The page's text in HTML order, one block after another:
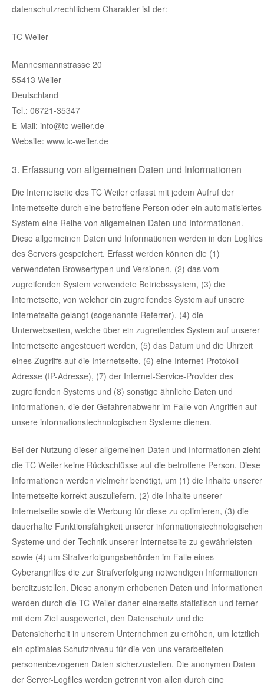
datenschutzrechtlichem Charakter ist der:
TC Weiler
Mannesmannstrasse 20
55413 Weiler
Deutschland
Tel.: 06721-35347
E-Mail: info@tc-weiler.de
Website: www.tc-weiler.de
3. Erfassung von allgemeinen Daten und Informationen
Die Internetseite des TC Weiler erfasst mit jedem Aufruf der
Internetseite durch eine betroffene Person oder ein automatisiertes
System eine Reihe von allgemeinen Daten und Informationen.
Diese allgemeinen Daten und Informationen werden in den Logfiles
des Servers gespeichert. Erfasst werden können die (1)
verwendeten Browsertypen und Versionen, (2) das vom
zugreifenden System verwendete Betriebssystem, (3) die
Internetseite, von welcher ein zugreifendes System auf unsere
Internetseite gelangt (sogenannte Referrer), (4) die
Unterwebseiten, welche über ein zugreifendes System auf unserer
Internetseite angesteuert werden, (5) das Datum und die Uhrzeit
eines Zugriffs auf die Internetseite, (6) eine Internet-Protokoll-
Adresse (IP-Adresse), (7) der Internet-Service-Provider des
zugreifenden Systems und (8) sonstige ähnliche Daten und
Informationen, die der Gefahrenabwehr im Falle von Angriffen auf
unsere informationstechnologischen Systeme dienen.
Bei der Nutzung dieser allgemeinen Daten und Informationen zieht
die TC Weiler keine Rückschlüsse auf die betroffene Person. Diese
Informationen werden vielmehr benötigt, um (1) die Inhalte unserer
Internetseite korrekt auszuliefern, (2) die Inhalte unserer
Internetseite sowie die Werbung für diese zu optimieren, (3) die
dauerhafte Funktionsfähigkeit unserer informationstechnologischen
Systeme und der Technik unserer Internetseite zu gewährleisten
sowie (4) um Strafverfolgungsbehörden im Falle eines
Cyberangriffes die zur Strafverfolgung notwendigen Informationen
bereitzustellen. Diese anonym erhobenen Daten und Informationen
werden durch die TC Weiler daher einerseits statistisch und ferner
mit dem Ziel ausgewertet, den Datenschutz und die
Datensicherheit in unserem Unternehmen zu erhöhen, um letztlich
ein optimales Schutzniveau für die von uns verarbeiteten
personenbezogenen Daten sicherzustellen. Die anonymen Daten
der Server-Logfiles werden getrennt von allen durch eine